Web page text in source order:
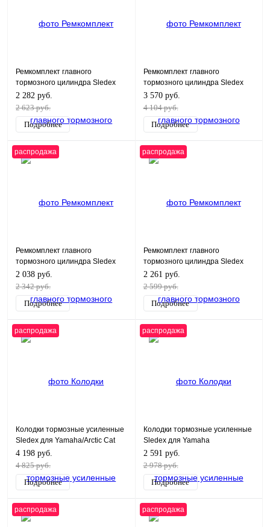
Ремкомплект главного
тормозного цилиндра Sledex
для Polaris
2 282 руб.
2 623 руб.
Подробнее
Ремкомплект главного
тормозного цилиндра Sledex
для Polaris
3 570 руб.
4 104 руб.
Подробнее
распродажа
Ремкомплект главного
тормозного цилиндра Sledex
для Arctic Cat/Yamaha
2 038 руб.
2 342 руб.
Подробнее
распродажа
Ремкомплект главного
тормозного цилиндра Sledex
для Arctic Cat
2 261 руб.
2 599 руб.
Подробнее
распродажа
Колодки тормозные усиленные
Sledex для Yamaha/Arctic Cat
4 198 руб.
4 825 руб.
Подробнее
распродажа
Колодки тормозные усиленные
Sledex для Yamaha
2 591 руб.
2 978 руб.
Подробнее
распродажа распродажа